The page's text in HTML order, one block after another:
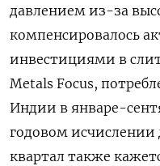
давлением из-за
компенсировалось
инвестициями в
Metals Focus,
Индии в январе-
годовом исчислении
квартал также